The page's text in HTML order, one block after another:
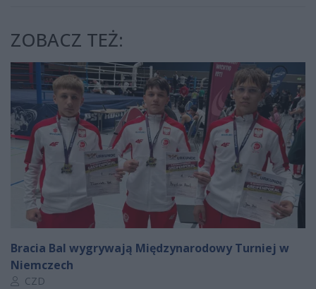
ZOBACZ TEŻ:
Bracia Bal wygrywają Międzynarodowy Turniej w
Niemczech
Autor artykułu:
CZD